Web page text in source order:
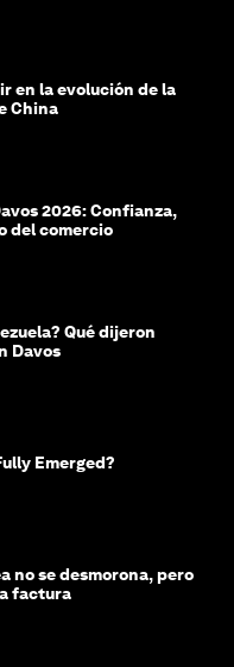
en la evolución de la
China
2026: Confianza,
del comercio
Qué dijeron
Davos
Emerged?
no se desmorona, pero
factura